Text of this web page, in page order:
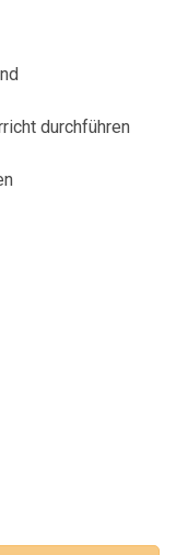
durchführen